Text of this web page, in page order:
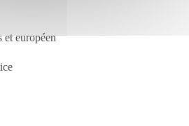
européen